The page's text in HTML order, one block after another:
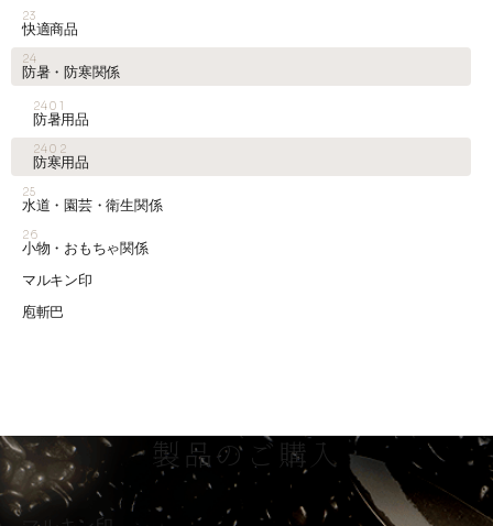
23
快適商品
24
防暑・防寒関係
2401
防暑用品
2402
防寒用品
25
水道・園芸・衛生関係
26
小物・おもちゃ関係
マルキン印
庖斬巴
製品のご購入